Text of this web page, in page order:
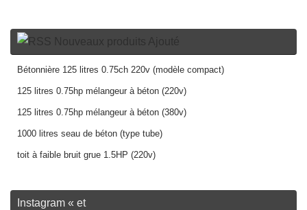
Nouveaux produits Ajouté
Bétonnière 125 litres 0.75ch 220v (modèle compact)
125 litres 0.75hp mélangeur à béton (220v)
125 litres 0.75hp mélangeur à béton (380v)
1000 litres seau de béton (type tube)
toit à faible bruit grue 1.5HP (220v)
Instagram « et